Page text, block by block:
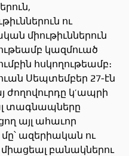
ու
միութիւններուն
կազմուած
հսկողութեամբ։
Սեպտեմբեր 27-էն
ժողովուրդը կ’ապրի
տագնապները
այլ ահաւոր
ազերիական ու
բանակներու